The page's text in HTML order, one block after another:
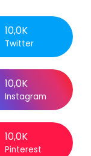
10,0K
Twitter
10,0K
Instagram
10,0K
Pinterest